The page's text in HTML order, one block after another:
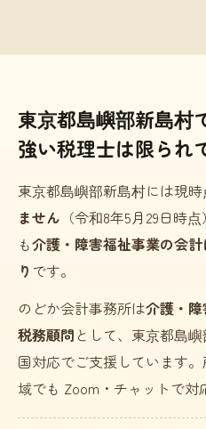
東京都島嶼部新島村
強い税理士は限られ
東京都島嶼部新島村には現
ません （令和8年5月29日時
も介護・障害福祉事業の会
り です。
のどか会計事務所は介護・
税務顧問 として、東京都島
国対応でご支援しています
域でも Zoom・チャットで対